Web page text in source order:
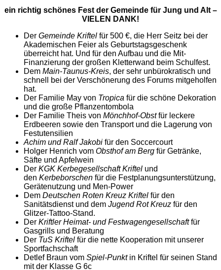
ein richtig schönes Fest der Gemeinde für Jung und Alt –
VIELEN DANK!
Der Gemeinde Kriftel für 500 €, die Herr Seitz bei der
Akademischen Feier als Geburtstagsgeschenk
überreicht hat. Und für den Aufbau und die Mit-
Finanzierung der großen Kletterwand beim Schulfest.
Dem Main-Taunus-Kreis, der sehr unbürokratisch und
schnell bei der Verschönerung des Forums mitgeholfen
hat.
Der Familie May von Tropica für die schöne Dekoration
und die große Pflanzentombola
Der Familie Theis von Mönchhof-Obstfür leckere
Erdbeeren sowie den Transport und die Lagerung von
Festutensilien
Achim und Ralf Jakobi für den Soccercourt
Holger Henrich vom Obsthof am Berg für Getränke,
Säfte und Apfelwein
Der KGK Kerbegesellschaft Kriftel und
den Kerbeborschen für die Festplanungsunterstützung,
Gerätenutzung und Men-Power
Dem Deutschen Roten Kreuz Kriftel für den
Sanitätsdienst und dem Jugend Rot Kreuz für den
Glitzer-Tattoo-Stand.
Der Kriftler Heimat- und Festwagengesellschaftfür
Gasgrills und Beratung
Der TuS Kriftel für die nette Kooperation mit unserer
Sportfachschaft
Detlef Braun vom Spiel-Punktin Kriftel für seinen Stand
mit der Klasse G 6c